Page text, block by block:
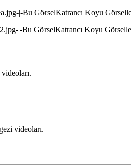
|-Bu GörselKatrancı Koyu
|-Bu GörselKatrancı Koyu
videoları.